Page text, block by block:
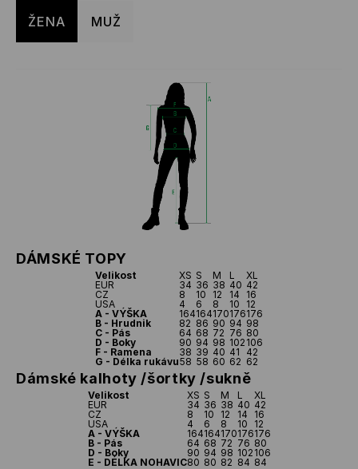
ŽENA MUŽ
DÁMSKÉ TOPY
Velikost XS S M L
XL
EUR
34 36 38 40 42
CZ
8 10 12 14
16
USA
4 6 8 10
12
A - VÝŠKA
164164170176176
B - Hrudnik
82 86 90 94 98
C - Pás
64 68 72 76 80
D - Boky
90 94 98 102 106
F - Ramena
38 39 40 41
42
G - Délka rukávu58 58 60 62 62
Dámské kalhoty /šortky /sukně
Velikost XS S M L
XL
EUR
34 36 38 40 42
CZ
8 10 12 14
16
USA
4 6 8 10
12
A - VÝŠKA
164164170176176
B - Pás
64 68 72 76 80
D - Boky
90 94 98 102 106
E - DÉLKA NOHAVIC80 80 82 84 84